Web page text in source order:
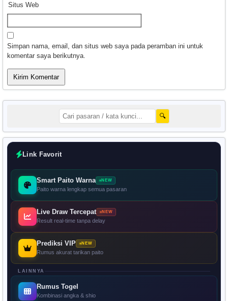
Situs Web
Simpan nama, email, dan situs web saya pada peramban ini untuk
komentar saya berikutnya.
🔍
Link Favorit
Smart Paito Warna NEW
Paito warna lengkap semua pasaran
Live Draw Tercepat NEW
Result real-time tanpa delay
Prediksi VIP NEW
Rumus akurat tarikan paito
LAINNYA
Rumus Togel
Kombinasi angka & shio